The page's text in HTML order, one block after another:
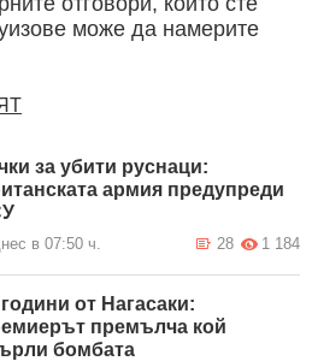
може да намерите
за убити руснаци:
армия предупреди
в 07:50 ч. 1 184
28
от Нагасаки:
премълча кой
бомбата